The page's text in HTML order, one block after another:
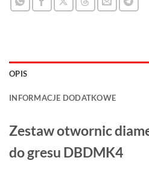
OPIS
INFORMACJE DODATKOWE
Zestaw otwornic
do gresu DBDMK4